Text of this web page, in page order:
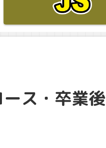
ス・卒業後